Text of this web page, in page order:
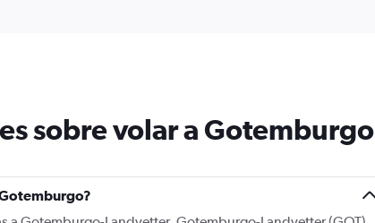
sobre volar a Gotemburgo